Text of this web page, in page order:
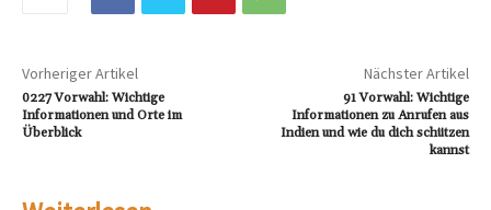
Vorheriger Artikel
0227 Vorwahl: Wichtige
Informationen und Orte im
Überblick
Nächster Artikel
91 Vorwahl: Wichtige
Informationen zu Anrufen aus
Indien und wie du dich schützen
kannst